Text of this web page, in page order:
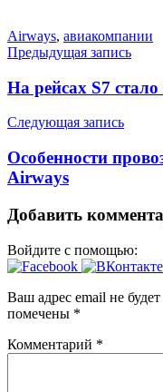
Airways, авиакомпании
Навигация
по
записям
Предыдущая запись
На рейсах S7
Следующая запись
Особенности
Airways
Добавить
Войдите с помощью:
Ваш адрес email не
помечены *
Комментарий *